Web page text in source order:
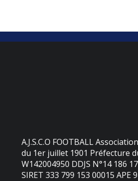
A.J.S.C.O FOOTBALL
du 1er juillet 1901 Préfecture
W142004950 DDJS N°14 186
SIRET 333 799 153 00015 APE